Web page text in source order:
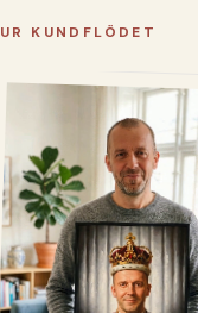
UR KUNDFLÖDET